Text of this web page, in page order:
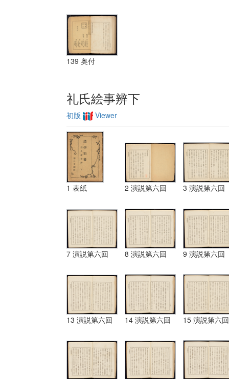
139 奥付
礼氏絵事辨下
初版 Viewer
1 表紙 2 演説第六回 3 演説第六回
7 演説第六回 8 演説第六回 9 演説第六回
13 演説第六回 14 演説第六回 15 演説第六回